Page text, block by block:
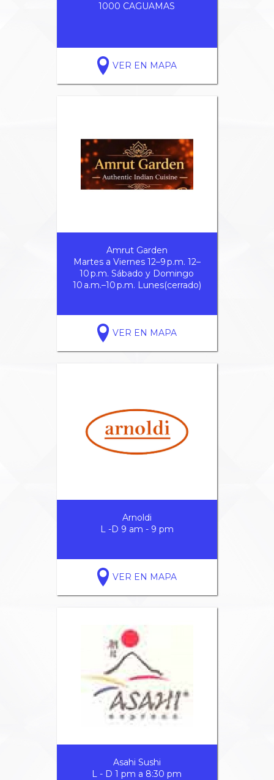
1000 CAGUAMAS
VER EN MAPA
Amrut Garden
Martes a Viernes 12–9 p.m. 12–
10 p.m. Sábado y Domingo
10 a.m.–10 p.m. Lunes(cerrado)
VER EN MAPA
Arnoldi
L -D 9 am - 9 pm
VER EN MAPA
Asahi Sushi
L - D 1 pm a 8:30 pm